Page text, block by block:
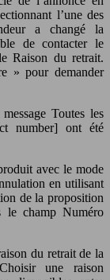
l’une des
a changé la
de contacter le
Raison du retrait.
» pour demander
Toutes les
number] ont été
avec le mode
en utilisant
de la proposition
le champ Numéro
du retrait de la
une raison